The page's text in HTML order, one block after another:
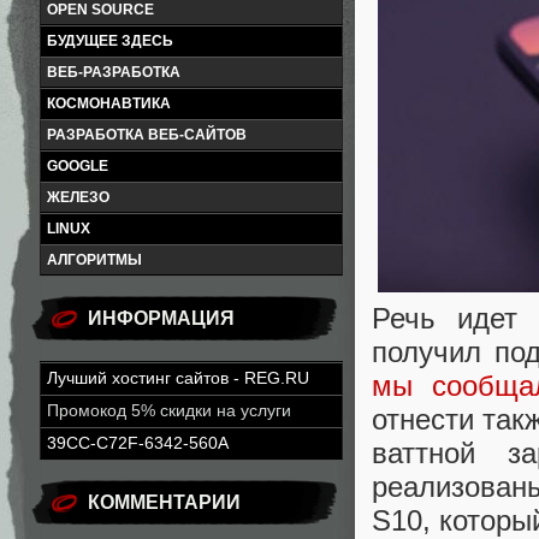
OPEN SOURCE
БУДУЩЕЕ ЗДЕСЬ
ВЕБ-РАЗРАБОТКА
КОСМОНАВТИКА
РАЗРАБОТКА ВЕБ-САЙТОВ
GOOGLE
ЖЕЛЕЗО
LINUX
АЛГОРИТМЫ
ИНФОРМАЦИЯ
Лучший хостинг сайтов - REG.RU
Промокод 5% скидки на услуги
39CC-C72F-6342-560A
КОММЕНТАРИИ
Речь идет
получил
мы
отнести
ваттной
S10,